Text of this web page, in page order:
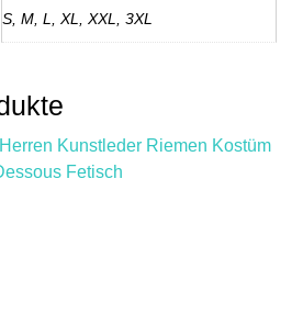
S, M, L, XL, XXL, 3XL